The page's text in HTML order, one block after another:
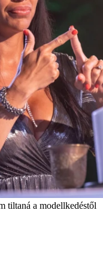
tiltaná a modellkedéstől